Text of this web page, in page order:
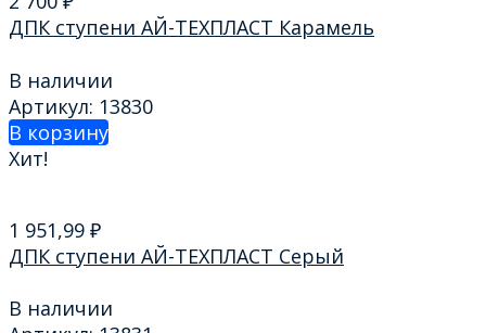
ДПК ступени АЙ-ТЕХПЛАСТ Карамель
В наличии
Артикул: 13830
В корзину
Хит!
1 951,99 ₽
ДПК ступени АЙ-ТЕХПЛАСТ Серый
В наличии